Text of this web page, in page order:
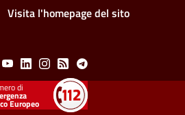
Visita l'homepage del sito
Menu
YoutubeLinkedinInstagram
Feed Telegram
Europeo